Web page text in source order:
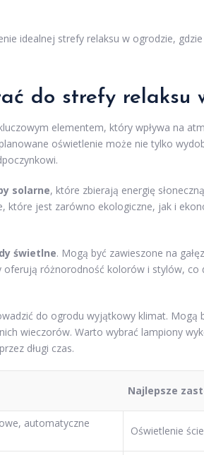
idealnej strefy relaksu w ogrodzie,
do strefy relaksu
elementem, który wpływa na
oświetlenie może nie tylko
solarne, które zbierają energię
które jest zarówno ekologiczne, jak i
świetlne. Mogą być zawieszone na
różnorodność kolorów i stylów, co
do ogrodu wyjątkowy klimat. Mogą
wieczorów. Warto wybrać lampiony
długi czas.
Najlepsze
automatyczne
Oświetlenie